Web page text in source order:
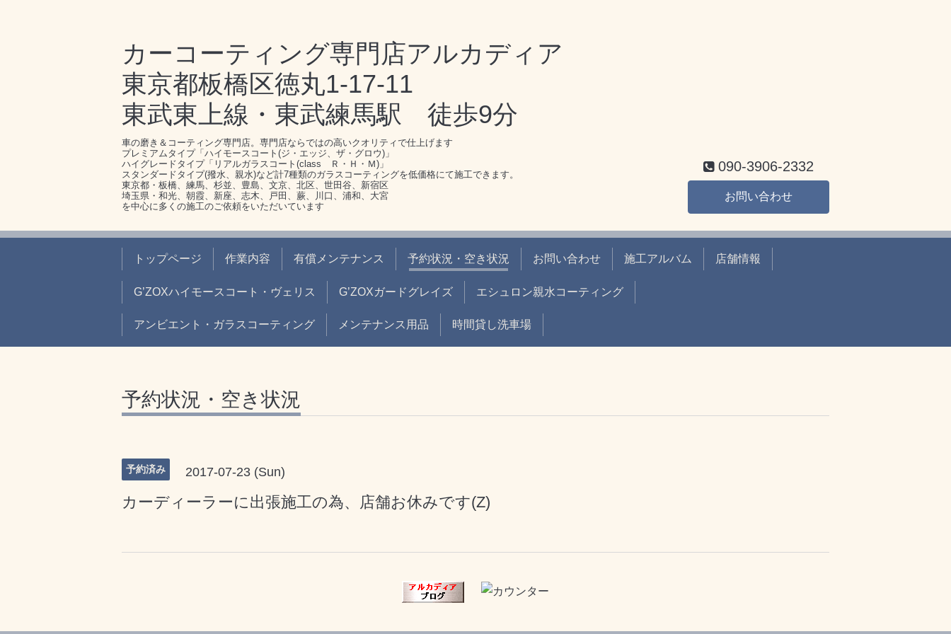
カーコーティング専門店アルカディア
東京都板橋区徳丸1-17-11
東武東上線・東武練馬駅 徒歩9分
車の磨き＆コーティング専門店。専門店ならではの高いクオリティで仕上げます
プレミアムタイプ「ハイモースコート(ジ・エッジ、ザ・グロウ)」
ハイグレードタイプ「リアルガラスコート(class Ｒ・Ｈ・Ｍ)」
スタンダードタイプ(撥水、親水)など計7種類のガラスコーティングを低価格にて施工できます。
東京都・板橋、練馬、杉並、豊島、文京、北区、世田谷、新宿区
埼玉県・和光、朝霞、新座、志木、戸田、蕨、川口、浦和、大宮
を中心に多くの施工のご依頼をいただいています
090-3906-2332
お問い合わせ
トップページ 作業内容 有償メンテナンス 予約状況・空き状況 お問い合わせ 施工アルバム 店舗情報
G’ZOXハイモースコート・ヴェリス G’ZOXガードグレイズ エシュロン親水コーティング
アンビエント・ガラスコーティング メンテナンス用品 時間貸し洗車場
予約状況・空き状況
予約済み 2017-07-23 (Sun)
カーディーラーに出張施工の為、店舗お休みです(Z)